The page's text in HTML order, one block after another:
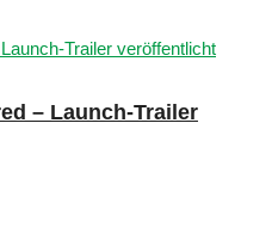
– Launch-Trailer